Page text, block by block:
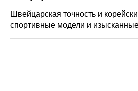
Швейцарская точность и
спортивные модели и